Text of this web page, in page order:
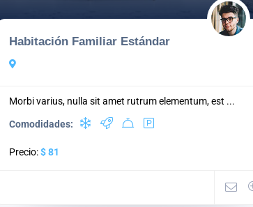
Habitación Familiar Estándar
Morbi varius, nulla sit amet rutrum elementum, est ...
Comodidades:
Precio:$ 81